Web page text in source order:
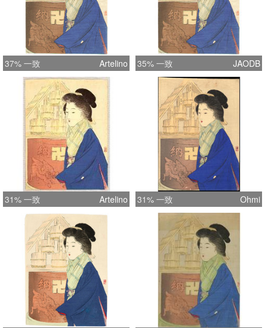
37% 一致 Artelino 35% 一致 JAODB
31% 一致 Artelino 31% 一致 Ohmi